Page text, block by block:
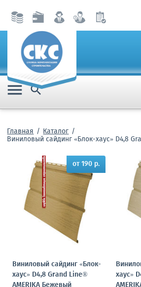
 
Главная Каталог
Виниловый сайдинг «Блок-хаус» D4,8
от 190 р.
Виниловый сайдинг «Блок-
хаус» D4,8 Grand Line®
хаус»